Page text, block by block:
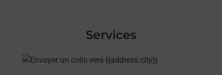
Services
En savoir plus